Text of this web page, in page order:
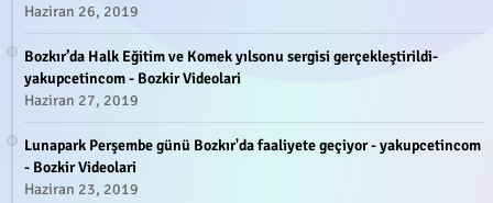
Haziran 26, 2019
Bozkır’da Halk Eğitim ve Komek yılsonu sergisi gerçekleştirildi-
yakupcetincom - Bozkir Videolari
Haziran 27, 2019
Lunapark Perşembe günü Bozkır'da faaliyete geçiyor - yakupcetincom
- Bozkir Videolari
Haziran 23, 2019